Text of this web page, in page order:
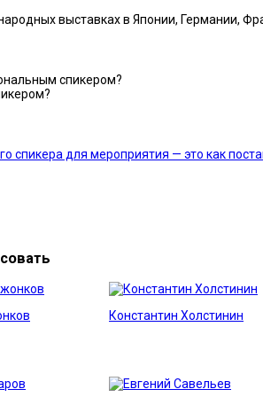
выставках в Японии, Германии,
спикером?
спикера для мероприятия — это как
Константин Холстинин